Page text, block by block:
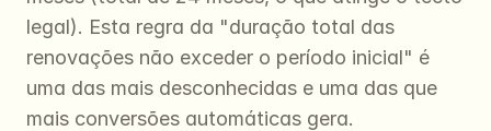
legal). Esta regra da "duração total das
renovações não exceder o período inicial" é
uma das mais desconhecidas e uma das que
mais conversões automáticas gera.